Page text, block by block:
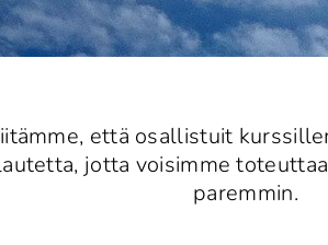
että osallistuit
jotta voisimme
paremmin.